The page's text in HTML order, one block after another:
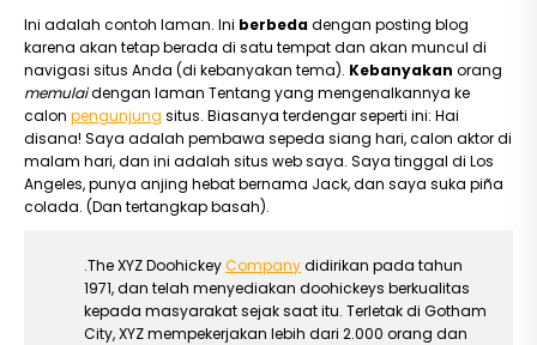
Ini adalah contoh laman. Ini berbedadengan posting blog
karena akan tetap berada di satu tempat dan akan muncul di
navigasi situs Anda (di kebanyakan tema). Kebanyakan orang
memulaidengan laman Tentang yang mengenalkannya ke
calon pengunjung situs. Biasanya terdengar seperti ini: Hai
disana! Saya adalah pembawa sepeda siang hari, calon aktor di
malam hari, dan ini adalah situs web saya. Saya tinggal di Los
Angeles, punya anjing hebat bernama Jack, dan saya suka piña
colada. (Dan tertangkap basah).
.The XYZ DoohickeyCompanydidirikan pada tahun
1971, dan telah menyediakan doohickeys berkualitas
kepada masyarakat sejak saat itu. Terletak di Gotham
City, XYZ mempekerjakan lebih dari 2.000 orang dan